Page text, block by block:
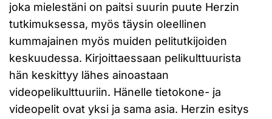
joka mielestäni on paitsi suurin puute Herzin
tutkimuksessa, myös täysin oleellinen
kummajainen myös muiden pelitutkijoiden
keskuudessa. Kirjoittaessaan pelikulttuurista
hän keskittyy lähes ainoastaan
videopelikulttuuriin. Hänelle tietokone- ja
videopelit ovat yksi ja sama asia. Herzin esitys